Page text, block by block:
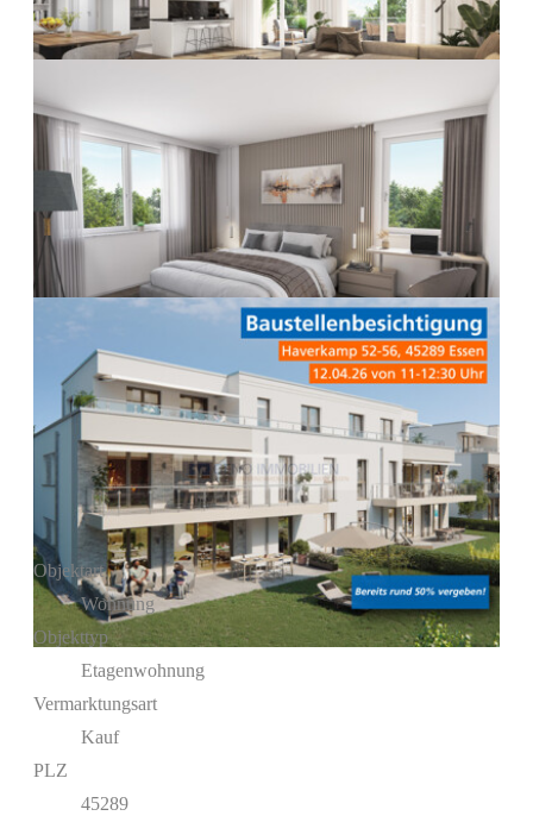
Objektart
Wohnung
Objekttyp
Etagenwohnung
Vermarktungsart
Kauf
PLZ
45289